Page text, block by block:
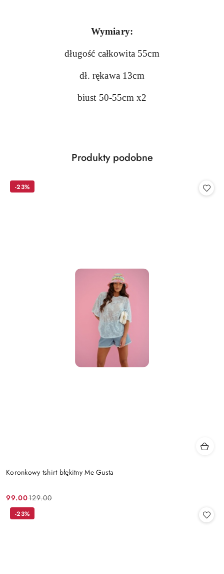
Wymiary:
długość całkowita 55cm
dł. rękawa 13cm
biust 50-55cm x2
Pomiń karuzelę produktów
Produkty
Produkty podobne
Koronkowy tshirt błękitny Me Gusta
Cena
promocyjna:
99.00
Cena
przed
129.00
-23%
-23%